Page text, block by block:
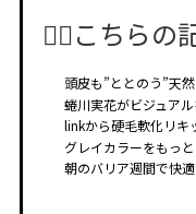
🤸‍♂️こちらの
頭皮も”ととのう”天
蜷川実花がビジュア
linkから硬毛軟化リキ
グレイカラーをもっ
朝のバリア週間で快